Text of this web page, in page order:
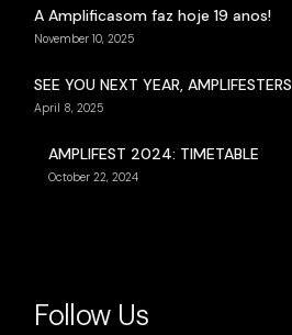
A Amplificasom faz hoje 19 anos!
November 10, 2025
SEE YOU NEXT YEAR, AMPLIFESTERS
April 8, 2025
AMPLIFEST 2024: TIMETABLE
October 22, 2024
Follow Us